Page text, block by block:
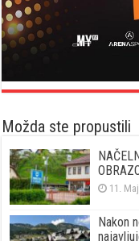
Možda ste propustili
11.
Nakon